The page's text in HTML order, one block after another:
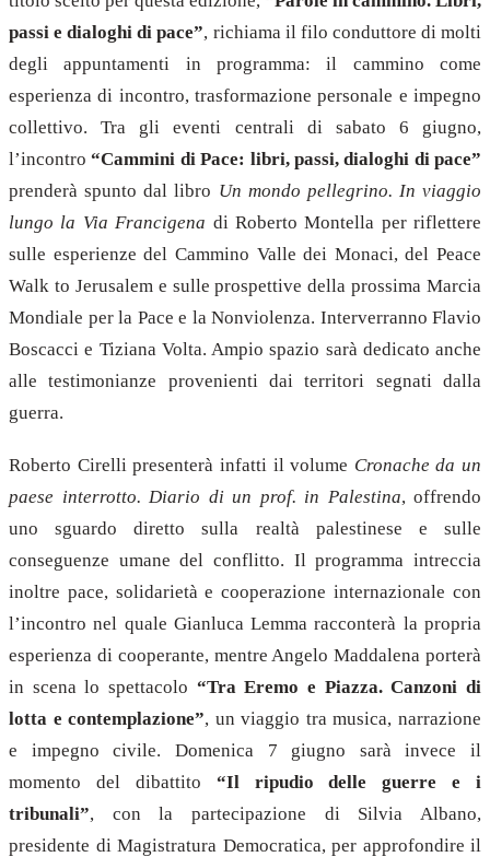
passi e dialoghi di pace”, richiama il filo conduttore di molti
degli appuntamenti in programma: il cammino come
esperienza di incontro, trasformazione personale e impegno
collettivo. Tra gli eventi centrali di sabato 6 giugno,
l’incontro“Cammini di Pace: libri, passi, dialoghi di pace”
prenderà spunto dal libro Un mondo pellegrino. In viaggio
lungo la Via Francigena di Roberto Montella per riflettere
sulle esperienze del Cammino Valle dei Monaci, del Peace
Walk to Jerusalem e sulle prospettive della prossima Marcia
Mondiale per la Pace e la Nonviolenza. Interverranno Flavio
Boscacci e Tiziana Volta. Ampio spazio sarà dedicato anche
alle testimonianze provenienti dai territori segnati dalla
guerra.
Roberto Cirelli presenterà infatti il volume Cronache da un
paese interrotto. Diario di un prof. in Palestina, offrendo
uno sguardo diretto sulla realtà palestinese e sulle
conseguenze umane del conflitto. Il programma intreccia
inoltre pace, solidarietà e cooperazione internazionale con
l’incontro nel quale Gianluca Lemma racconterà la propria
esperienza di cooperante, mentre Angelo Maddalena porterà
in scena lo spettacolo “Tra Eremo e Piazza. Canzoni di
lotta e contemplazione”, un viaggio tra musica, narrazione
e impegno civile. Domenica 7 giugno sarà invece il
momento del dibattito “Il ripudio delle guerre e i
tribunali”, con la partecipazione di Silvia Albano,
presidente di Magistratura Democratica, per approfondire il